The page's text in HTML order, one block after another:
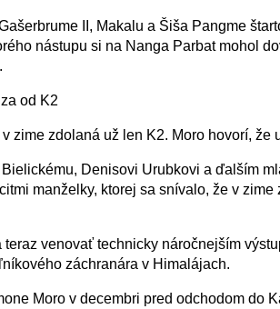
II, Makalu a Šiša Pangme
nástupu si na Nanga Parbat mohol
od K2
zime zdolaná už len K2. Moro hovorí, že
Denisovi Urubkovi a ďalším
manželky, ktorej sa snívalo, že v zime
teraz venovať technicky náročnejším
záchranára v Himalájach.
Moro v decembri pred odchodom do